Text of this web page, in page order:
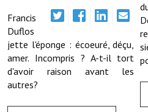
Le personnel municipal
Les moyens financiers
Note de synthèse financière
Rapport d'orientation budgétaire
Actions et projets
Francis
Duflos
jette l'éponge : écoeuré, déçu,
amer. Incompris ? A-t-il tort
d'avoir raison avant les
autres?